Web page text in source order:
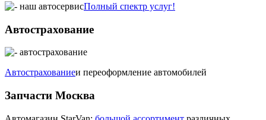
Полный спектр услуг!
Автострахование
Автострахованиеи переоформление автомобилей
Запчасти Москва